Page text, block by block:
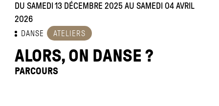
DU SAMEDI 13 DÉCEMBRE 2025 AU SAMEDI 04 AVRIL
2026
DANSE ATELIERS
ALORS, ON DANSE ?
PARCOURS